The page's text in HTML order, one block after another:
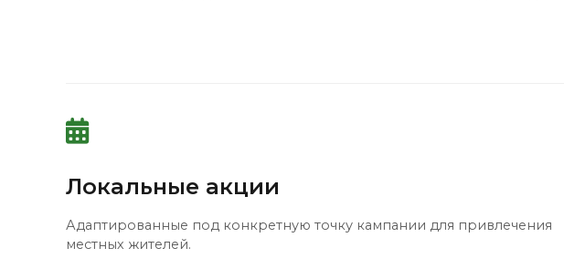
Локальные акции
Адаптированные под конкретную точку кампании для привлечения
местных жителей.